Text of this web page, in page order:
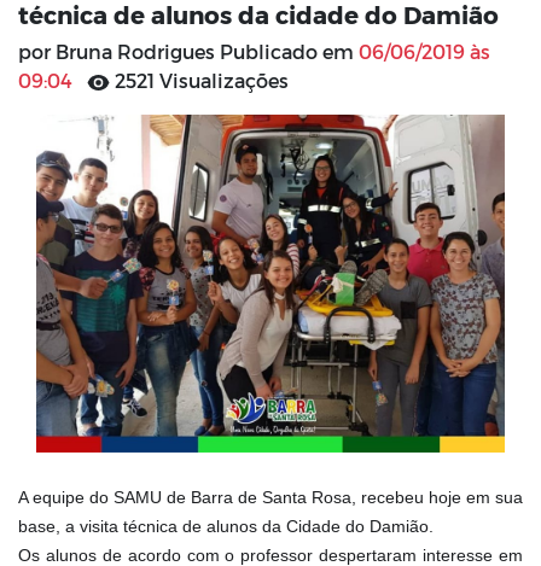
técnica de alunos da cidade do Damião
por Bruna Rodrigues Publicado em 06/06/2019 às
09:04
2521 Visualizações
A equipe do SAMU de Barra de Santa Rosa, recebeu hoje em sua
base, a visita técnica de alunos da Cidade do Damião.
Os alunos de acordo com o professor despertaram interesse em